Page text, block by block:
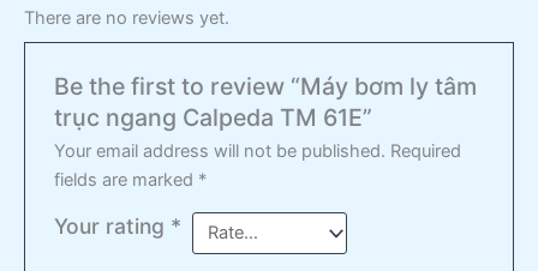
There are no reviews yet.
Be the first to review “Máy bơm ly tâm
trục ngang Calpeda TM 61E”
Your email address will not be published. Required
fields are marked *
Your rating *